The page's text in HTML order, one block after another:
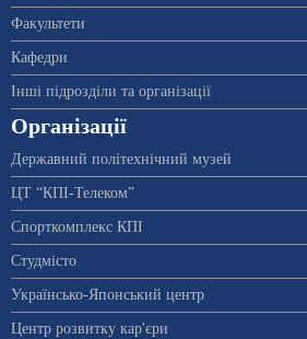
Факультети
Кафедри
Інші підрозділи та організації
Організації
Державний політехнічний музей
ЦТ “КПІ-Телеком”
Спорткомплекс КПІ
Студмісто
Українсько-Японський центр
Центр розвитку кар'єри